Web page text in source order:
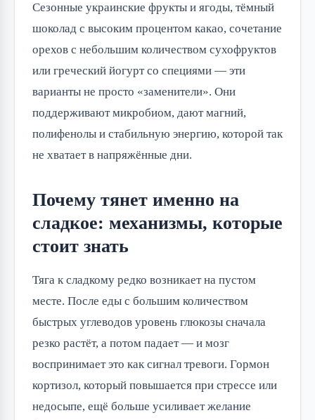
Сезонные украинские фрукты и ягоды, тёмный
шоколад с высоким процентом какао, сочетание
орехов с небольшим количеством сухофруктов
или греческий йогурт со специями — эти
варианты не просто «заменители». Они
поддерживают микробиом, дают магний,
полифенолы и стабильную энергию, которой так
не хватает в напряжённые дни.
Почему тянет именно на
сладкое: механизмы, которые
стоит знать
Тяга к сладкому редко возникает на пустом
месте. После еды с большим количеством
быстрых углеводов уровень глюкозы сначала
резко растёт, а потом падает — и мозг
воспринимает это как сигнал тревоги. Гормон
кортизол, который повышается при стрессе или
недосыпе, ещё больше усиливает желание